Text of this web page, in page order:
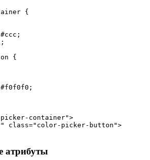
{
{
#f0f0f0;
container">
class="color-picker-button">
атрибуты